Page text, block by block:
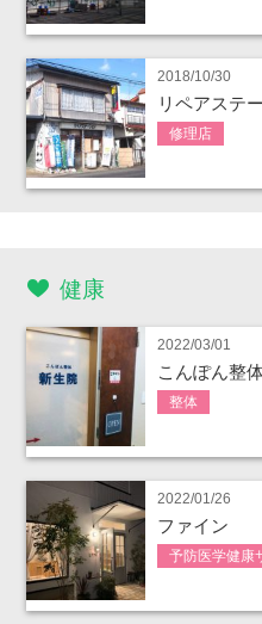
2018/10/30
リペアステ
修理店
健康
2022/03/01
こんぽん整
整体
2022/01/26
ファイン
予防医学健康